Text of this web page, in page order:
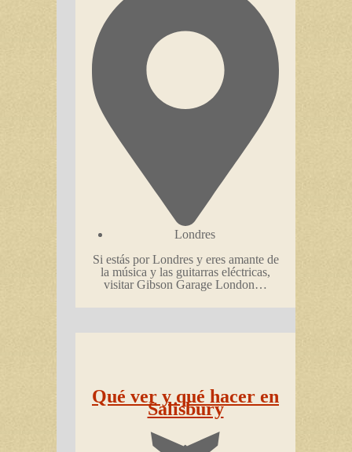
Londres
Si estás por Londres y eres amante de
la música y las guitarras eléctricas,
visitar Gibson Garage London…
Qué ver y qué hacer en
Salisbury